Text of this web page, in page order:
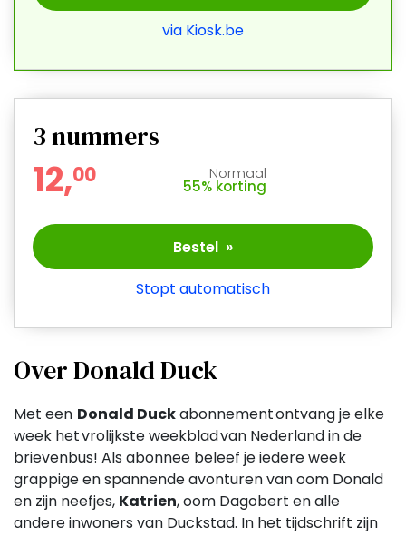
via Kiosk.be
3nummers
12,00 Normaal
55% korting
Bestel »
Stopt automatisch
Over Donald Duck
Met een Donald Duckabonnement ontvang je elke
week het vrolijkste weekblad van Nederland in de
brievenbus! Als abonnee beleef je iedere week
grappige en spannende avonturen van oom Donald
en zijn neefjes, Katrien, oom Dagobert en alle
andere inwoners van Duckstad. In het tijdschrift zijn